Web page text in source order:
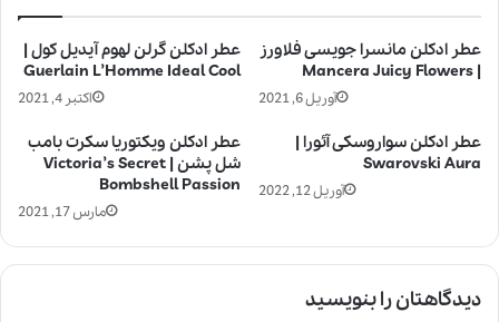
عطر ادکلن گرلن لهوم آیدیل کول |
Guerlain L’Homme Ideal Cool
اکتبر 4, 2021
عطر ادکلن مانسرا جویسی فلاورز
| Mancera Juicy Flowers
آوریل 6, 2021
عطر ادکلن ویکتوریا سکرت بامب
شل پشن | Victoria’s Secret
Bombshell Passion
مارس 17, 2021
عطر ادکلن سواروسکی آئورا |
Swarovski Aura
آوریل 12, 2022
دیدگاهتان را بنویسید